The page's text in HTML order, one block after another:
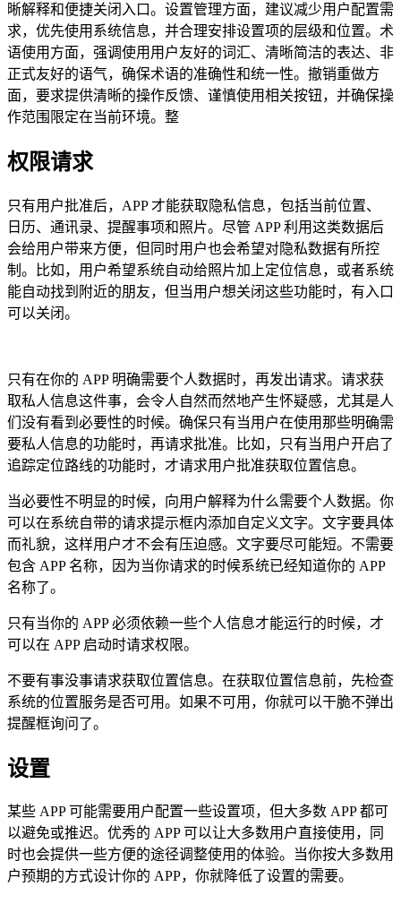
晰解释和便捷关闭入口。设置管理方面，建议减少用户配置需
求，优先使用系统信息，并合理安排设置项的层级和位置。术
语使用方面，强调使用用户友好的词汇、清晰简洁的表达、非
正式友好的语气，确保术语的准确性和统一性。撤销重做方
面，要求提供清晰的操作反馈、谨慎使用相关按钮，并确保操
作范围限定在当前环境。整
权限请求
只有用户批准后，APP 才能获取隐私信息，包括当前位置、
日历、通讯录、提醒事项和照片。尽管 APP 利用这类数据后
会给用户带来方便，但同时用户也会希望对隐私数据有所控
制。比如，用户希望系统自动给照片加上定位信息，或者系统
能自动找到附近的朋友，但当用户想关闭这些功能时，有入口
可以关闭。
只有在你的 APP 明确需要个人数据时，再发出请求。请求获
取私人信息这件事，会令人自然而然地产生怀疑感，尤其是人
们没有看到必要性的时候。确保只有当用户在使用那些明确需
要私人信息的功能时，再请求批准。比如，只有当用户开启了
追踪定位路线的功能时，才请求用户批准获取位置信息。
当必要性不明显的时候，向用户解释为什么需要个人数据。你
可以在系统自带的请求提示框内添加自定义文字。文字要具体
而礼貌，这样用户才不会有压迫感。文字要尽可能短。不需要
包含 APP 名称，因为当你请求的时候系统已经知道你的 APP
名称了。
只有当你的 APP 必须依赖一些个人信息才能运行的时候，才
可以在 APP 启动时请求权限。
不要有事没事请求获取位置信息。在获取位置信息前，先检查
系统的位置服务是否可用。如果不可用，你就可以干脆不弹出
提醒框询问了。
设置
某些 APP 可能需要用户配置一些设置项，但大多数 APP 都可
以避免或推迟。优秀的 APP 可以让大多数用户直接使用，同
时也会提供一些方便的途径调整使用的体验。当你按大多数用
户预期的方式设计你的 APP，你就降低了设置的需要。